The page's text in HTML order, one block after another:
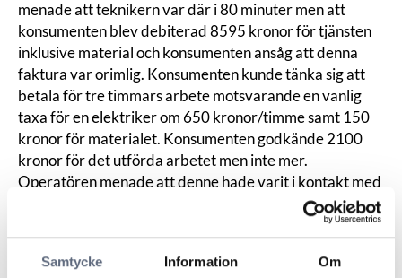
Samtycke Information Om
menade att teknikern var där i 80 minuter men att
konsumenten blev debiterad 8595 kronor för tjänsten
inklusive material och konsumenten ansåg att denna
faktura var orimlig. Konsumenten kunde tänka sig att
betala för tre timmars arbete motsvarande en vanlig
taxa för en elektriker om 650 kronor/timme samt 150
kronor för materialet. Konsumenten godkände 2100
kronor för det utförda arbetet men inte mer.
Operatören menade att denne hade varit i kontakt med
leverantören som skickat ut teknikern och fått en
beskrivning av det arbete som utförts. Kostnaden stod
ARN menade att det var ostridigt att arbetet har skett